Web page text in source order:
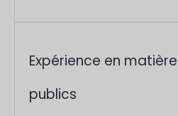
Expérience en
publics